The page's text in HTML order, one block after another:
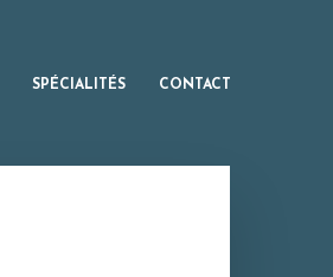
SPÉCIALITÉS CONTACT